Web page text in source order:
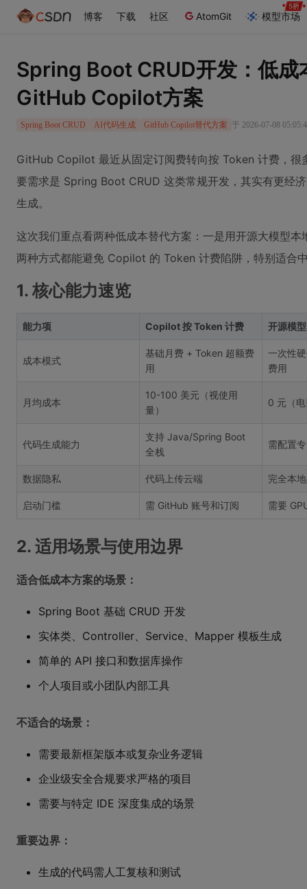
博客 下载 社区 AtomGit 模型市场
Spring Boot CRUD开发：低成
GitHub Copilot方案
Spring Boot CRUD AI代码生成 GitHub Copilot替代方案 于 2026-07-08
GitHub Copilot 最近从固定订阅费转向按 Token 计费，很
要需求是 Spring Boot CRUD 这类常规开发，其实有更
生成。
这次我们重点看两种低成本替代方案：一是用开源大模型
两种方式都能避免 Copilot 的 Token 计费陷阱，特别适合
1. 核心能力速览
能力项 Copilot 按 Token 计费 开源模
成本模式
基础月费 + Token 超额费
用
一次性
费用
月均成本
10-100 美元（视使用
量）
0 元（
代码生成能力
支持 Java/Spring Boot
全栈
需配置
数据隐私 代码上传云端 完全本
启动门槛 需 GitHub 账号和订阅 需要
2. 适用场景与使用边界
适合低成本方案的场景：
Spring Boot 基础 CRUD 开发
实体类、Controller、Service、Mapper 模板生成
简单的 API 接口和数据库操作
个人项目或小团队内部工具
不适合的场景：
需要最新框架版本或复杂业务逻辑
企业级安全合规要求严格的项目
需要与特定 IDE 深度集成的场景
重要边界：
生成的代码需人工复核和测试